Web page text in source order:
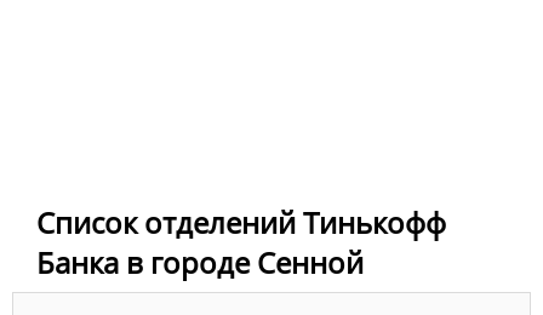
Список отделений Тинькофф
Банка в городе Сенной